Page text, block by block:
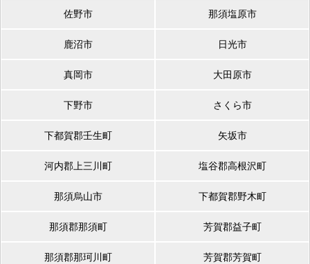
佐野市 那須塩原市
鹿沼市 日光市
真岡市 大田原市
下野市 さくら市
下都賀郡壬生町 矢坂市
河内郡上三川町 塩谷郡高根沢町
那須烏山市 下都賀郡野木町
那須郡那須町 芳賀郡益子町
那須郡那珂川町 芳賀郡芳賀町